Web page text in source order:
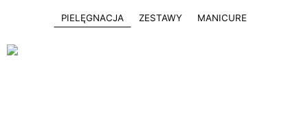
PIELĘGNACJA ZESTAWY MANICURE